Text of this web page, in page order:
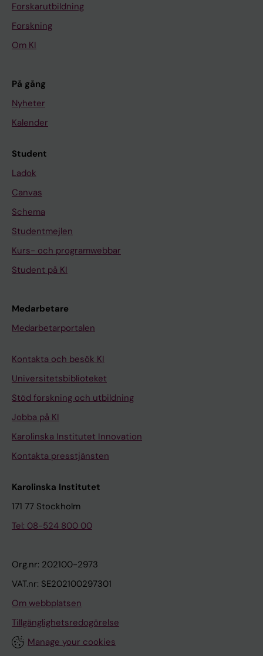
Forskarutbildning
Forskning
Om KI
På gång
Nyheter
Kalender
Student
Ladok
Canvas
Schema
Studentmejlen
Kurs- och programwebbar
Student på KI
Medarbetare
Medarbetarportalen
Kontakta och besök KI
Universitetsbiblioteket
Stöd forskning och utbildning
Jobba på KI
Karolinska Institutet Innovation
Kontakta presstjänsten
Karolinska Institutet
171 77 Stockholm
Tel: 08-524 800 00
Org.nr: 202100-2973
VAT.nr: SE202100297301
Om webbplatsen
Tillgänglighetsredogörelse
Manage your cookies